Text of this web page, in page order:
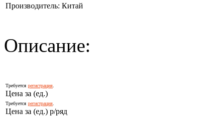
Производитель: Китай
Описание:
Требуется регистрация
Цена за (ед.)
Требуется регистрация
Цена за (ед.) р/ряд